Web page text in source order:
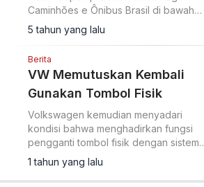
lingkungan
6 tahun yang lalu
Bus VW Masuk Filipina,
Langsung Terapkan Social
Distancing
Volksbus 9.160 OD adalah sasis minibus
mesin depan produksi Volkswagen
Caminhões e Ônibus Brasil di bawah
MAN Amerika Latin.
5 tahun yang lalu